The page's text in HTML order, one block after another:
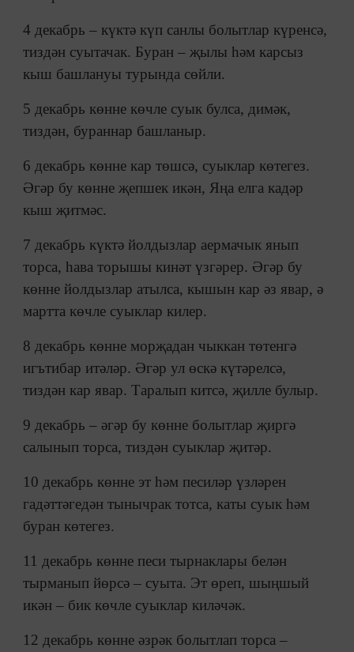
4 декабрь – күктә күп санлы болытлар күренсә,
тиздән суытачак. Буран – җылы һәм карсыз
кыш башлануы турында сөйли.
5 декабрь көнне көчле суык булса, димәк,
тиздән, бураннар башланыр.
6 декабрь көнне кар төшсә, суыклар көтегез.
Әгәр бу көнне җепшек икән, Яңа елга кадәр
кыш җитмәс.
7 декабрь күктә йолдызлар аермачык янып
торса, һава торышы кинәт үзгәрер. Әгәр бу
көнне йолдызлар атылса, кышын кар әз явар, ә
мартта көчле суыклар килер.
8 декабрь көнне морҗадан чыккан төтенгә
игътибар итәләр. Әгәр ул өскә күтәрелсә,
тиздән кар явар. Таралып китсә, җилле булыр.
9 декабрь – әгәр бу көнне болытлар җиргә
салынып торса, тиздән суыклар җитәр.
10 декабрь көнне эт һәм песиләр үзләрен
гадәттәгедән тынычрак тотса, каты суык һәм
буран көтегез.
11 декабрь көнне песи тырнаклары белән
тырманып йөрсә – суыта. Эт өреп, шыңшый
икән – бик көчле суыклар киләчәк.
12 декабрь көнне әзрәк болытлап торса –